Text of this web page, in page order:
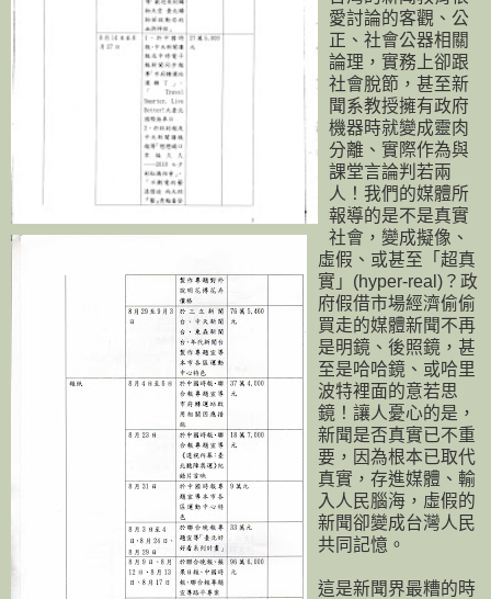
愛討論的客觀、公
正、社會公器相關
論理，實務上卻跟
社會脫節，甚至新
聞系教授擁有政府
機器時就變成靈肉
分離、實際作為與
課堂言論判若兩
人！我們的媒體所
報導的是不是真實
社會，變成擬像、
虛假、或甚至「超真
實」(hyper-real)？政
府假借市場經濟偷偷
買走的媒體新聞不再
是明鏡、後照鏡，甚
至是哈哈鏡、或哈里
波特裡面的意若思
鏡！讓人憂心的是，
新聞是否真實已不重
要，因為根本已取代
真實，存進媒體、輸
入人民腦海，虛假的
新聞卻變成台灣人民
共同記憶。
這是新聞界最糟的時